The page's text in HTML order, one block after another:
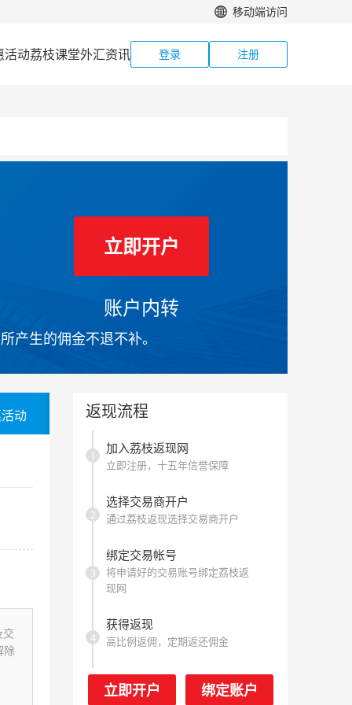
移动端访问
活动荔枝课堂外汇资讯 登录 注册
立即开户
账户内转
产生的佣金不退不补。
动
除
返现流程
加入荔枝返现网
立即注册，十五年信誉保障
1
选择交易商开户
通过荔枝返现选择交易商开户
2
绑定交易帐号
将申请好的交易账号绑定荔枝返
现网
3
获得返现
高比例返佣，定期返还佣金
4
立即开户 绑定账户